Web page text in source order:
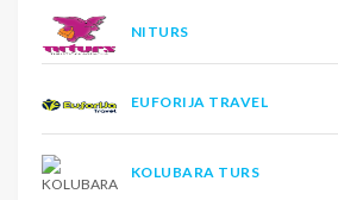
NITURS
EUFORIJA TRAVEL
KOLUBARA TURS